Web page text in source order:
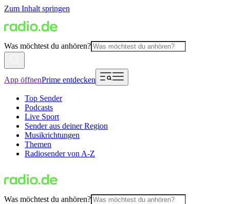
Zum Inhalt springen
Was möchtest du anhören?
App öffnenPrime entdecken
Top Sender
Podcasts
Live Sport
Sender aus deiner Region
Musikrichtungen
Themen
Radiosender von A-Z
Was möchtest du anhören?